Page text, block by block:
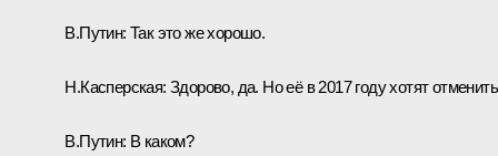
В.Путин: Так это же хорошо.
Н.Касперская: Здорово, да. Но её в 2017 году хотят
В.Путин: В каком?